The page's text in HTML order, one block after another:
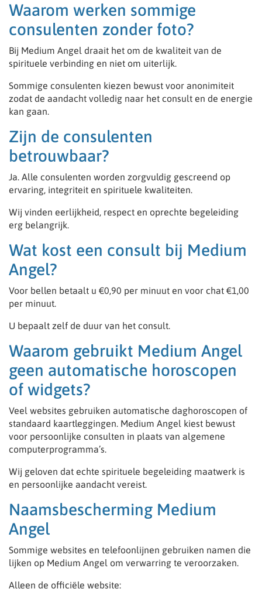
Waarom werken sommige
consulenten zonder foto?
Bij Medium Angel draait het om de kwaliteit van de
spirituele verbinding en niet om uiterlijk.
Sommige consulenten kiezen bewust voor anonimiteit
zodat de aandacht volledig naar het consult en de energie
kan gaan.
Zijn de consulenten
betrouwbaar?
Ja. Alle consulenten worden zorgvuldig gescreend op
ervaring, integriteit en spirituele kwaliteiten.
Wij vinden eerlijkheid, respect en oprechte begeleiding
erg belangrijk.
Wat kost een consult bij Medium
Angel?
Voor bellen betaalt u €0,90 per minuut en voor chat €1,00
per minuut.
U bepaalt zelf de duur van het consult.
Waarom gebruikt Medium Angel
geen automatische horoscopen
of widgets?
Veel websites gebruiken automatische daghoroscopen of
standaard kaartleggingen. Medium Angel kiest bewust
voor persoonlijke consulten in plaats van algemene
computerprogramma’s.
Wij geloven dat echte spirituele begeleiding maatwerk is
en persoonlijke aandacht vereist.
Naamsbescherming Medium
Angel
Sommige websites en telefoonlijnen gebruiken namen die
lijken op Medium Angel om verwarring te veroorzaken.
Alleen de officiële website: